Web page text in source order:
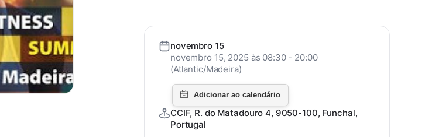
novembro 15
novembro 15, 2025 às 08:30 - 20:00
(Atlantic/Madeira)
CCIF, R. do Matadouro 4, 9050-100, Funchal,
Portugal